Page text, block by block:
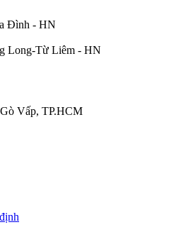
Đình - HN
Long-Từ Liêm - HN
Vấp, TP.HCM